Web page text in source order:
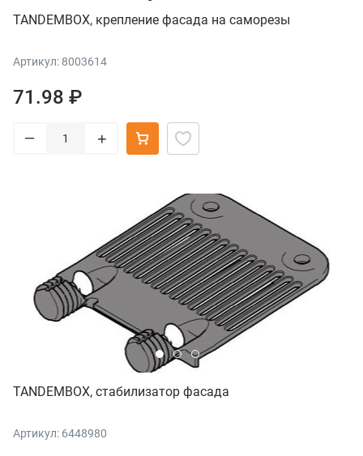
TANDEMBOX, крепление фасада на саморезы
Артикул: 8003614
71.98 ₽
– +
TANDEMBOX, стабилизатор фасада
Артикул: 6448980